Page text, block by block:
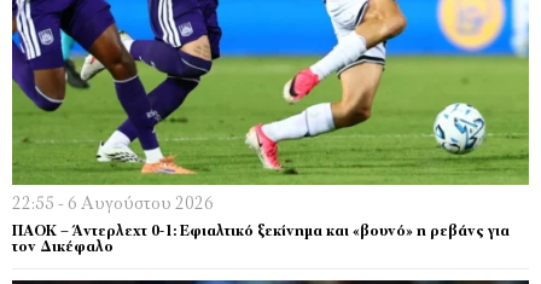
22:55 - 6 Αυγούστου 2026
ΠΑΟΚ – Άντερλεχτ 0-1: Εφιαλτικό ξεκίνημα και «βουνό» η ρεβάνς για
τον Δικέφαλο